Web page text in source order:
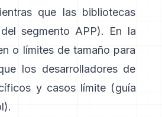
que las bibliotecas
segmento APP). En la
o límites de tamaño para
los desarrolladores de
y casos límite (guía
).